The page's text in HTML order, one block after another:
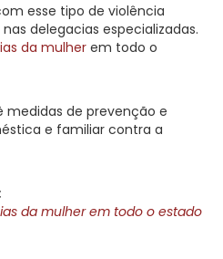
esse tipo de violência
delegacias especializadas.
da mulher em todo o
medidas de prevenção e
e familiar contra a
da mulher em todo o estado